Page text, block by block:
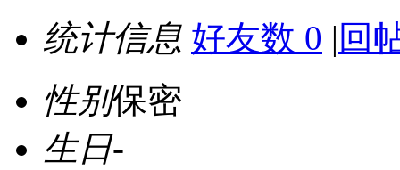
统计信息 好友数 0 | 回
性别保密
生日-